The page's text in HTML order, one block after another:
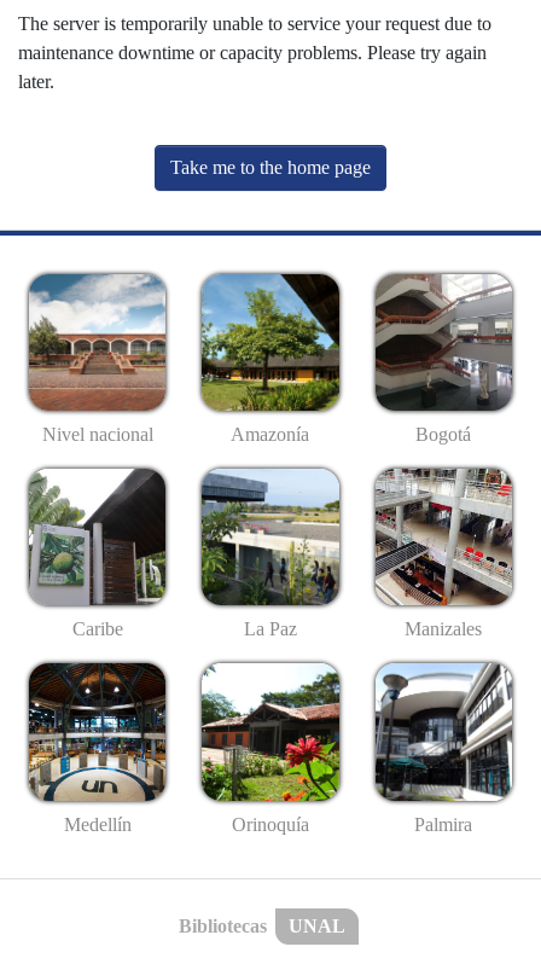
The server is temporarily unable to service your request due to
maintenance downtime or capacity problems. Please try again
later.
Take me to the home page
Nivel nacional Amazonía Bogotá
Caribe La Paz Manizales
Medellín Orinoquía Palmira
Bibliotecas UNAL